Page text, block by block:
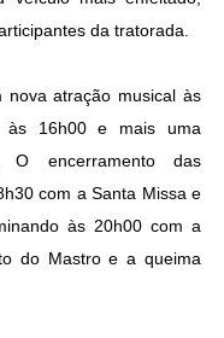
da tratorada.
nova atração musical às
às 16h00 e mais uma
O encerramento das
com a Santa Missa e
às 20h00 com a
do Mastro e a queima